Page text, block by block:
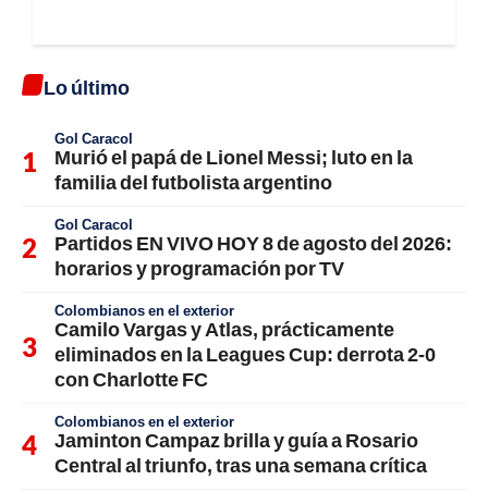
Lo último
Gol Caracol
Murió el papá de Lionel Messi; luto en la
familia del futbolista argentino
Gol Caracol
Partidos EN VIVO HOY 8 de agosto del 2026:
horarios y programación por TV
Colombianos en el exterior
Camilo Vargas y Atlas, prácticamente
eliminados en la Leagues Cup: derrota 2-0
con Charlotte FC
Colombianos en el exterior
Jaminton Campaz brilla y guía a Rosario
Central al triunfo, tras una semana crítica